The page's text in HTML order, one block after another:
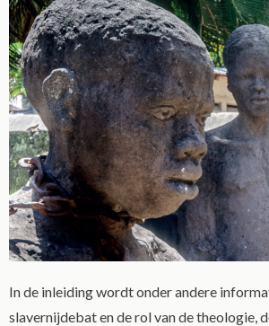
In de inleiding wordt onder andere
slavernijdebat en de rol van de theologie,